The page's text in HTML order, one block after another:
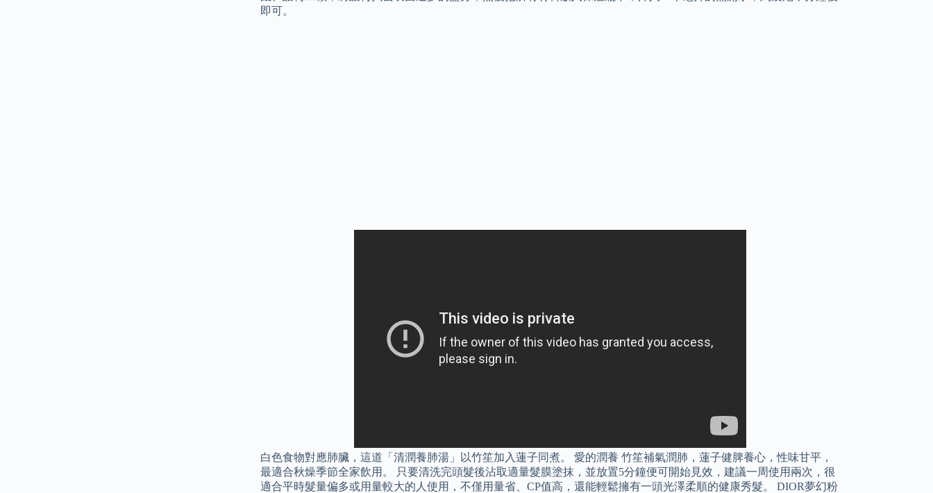
即可。
白色食物對應肺臟，這道「清潤養肺湯」以竹笙加入蓮子同煮。 愛的潤養 竹笙補氣潤肺，蓮子健脾養心，性味甘平，
最適合秋燥季節全家飲用。 只要清洗完頭髮後沾取適量髮膜塗抹，並放置5分鐘便可開始見效，建議一周使用兩次，很
適合平時髮量偏多或用量較大的人使用，不僅用量省、CP值高，還能輕鬆擁有一頭光澤柔順的健康秀髮。 DIOR夢幻粉